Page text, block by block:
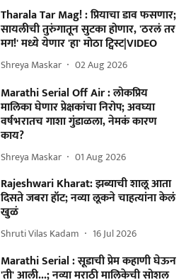
Tharala Tar Mag! : प्रियाचा डाव फसणार;
सायलीची तुरुंगातून सुटका होणार, 'ठरलं तर
मग!' मध्ये येणार 'हा' मोठा ट्विस्ट|VIDEO
Shreya Maskar 02 Aug 2026
Marathi Serial Off Air : लोकप्रिय
मालिका घेणार प्रेक्षकांचा निरोप; अवघ्या
वर्षभरातच गाशा गुंडाळला, नेमकं कारण
काय?
Shreya Maskar 01 Aug 2026
Rajeshwari Kharat: झब्याची शालू आता
दिसते जबरा हॉट; नव्या लूकने चाहत्यांना केलं
खुळं
Shruti Vilas Kadam 16 Jul 2026
Marathi Serial : सूडाची प्रेम कहाणी घेऊन
'ती' आली...; नव्या मराठी मालिकेची सोशल